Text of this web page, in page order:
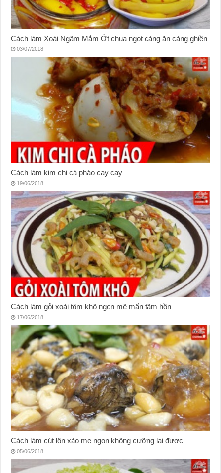
Cách làm Xoài Ngâm Mắm Ớt chua ngọt càng ăn càng ghiền
03/07/2018
Cách làm kim chi cà pháo cay cay
19/06/2018
Cách làm gỏi xoài tôm khô ngon mê mẩn tâm hồn
17/06/2018
Cách làm cút lộn xào me ngon không cưỡng lại được
05/06/2018